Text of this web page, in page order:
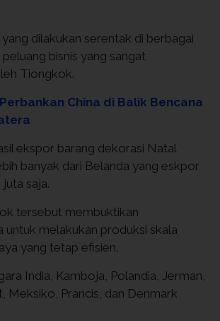
dilakukan serentak di berbagai
bisnis yang sangat
Tiongkok.
China di Balik Bencana
ekspor barang dekorasi Natal
banyak dari Belanda yang eskpor
saja.
tersebut membuktikan
untuk melakukan produksi skala
yang tetap efisien.
India, Kamboja, Polandia, Jerman,
Meksiko, Prancis, dan Denmark